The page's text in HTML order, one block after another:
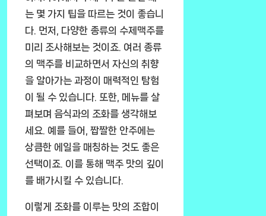
는 몇 가지 팁을 따르는 것이 좋습니
다. 먼저, 다양한 종류의 수제맥주를
미리 조사해보는 것이죠. 여러 종류
의 맥주를 비교하면서 자신의 취향
을 알아가는 과정이 매력적인 탐험
이 될 수 있습니다. 또한, 메뉴를 살
펴보며 음식과의 조화를 생각해보
세요. 예를 들어, 짭짤한 안주에는
상큼한 에일을 매칭하는 것도 좋은
선택이죠. 이를 통해 맥주 맛의 깊이
를 배가시킬 수 있습니다.
이렇게 조화를 이루는 맛의 조합이